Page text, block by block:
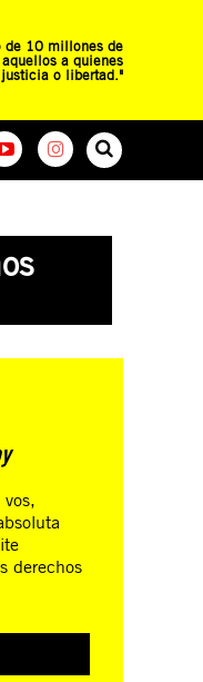
de 10 millones de
a quienes
o libertad."
derechos